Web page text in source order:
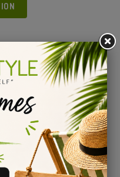
POUR LIQUIDE
%
, vous obtiendrez en
de nicotine et d’arôme
e-liquide DIY.